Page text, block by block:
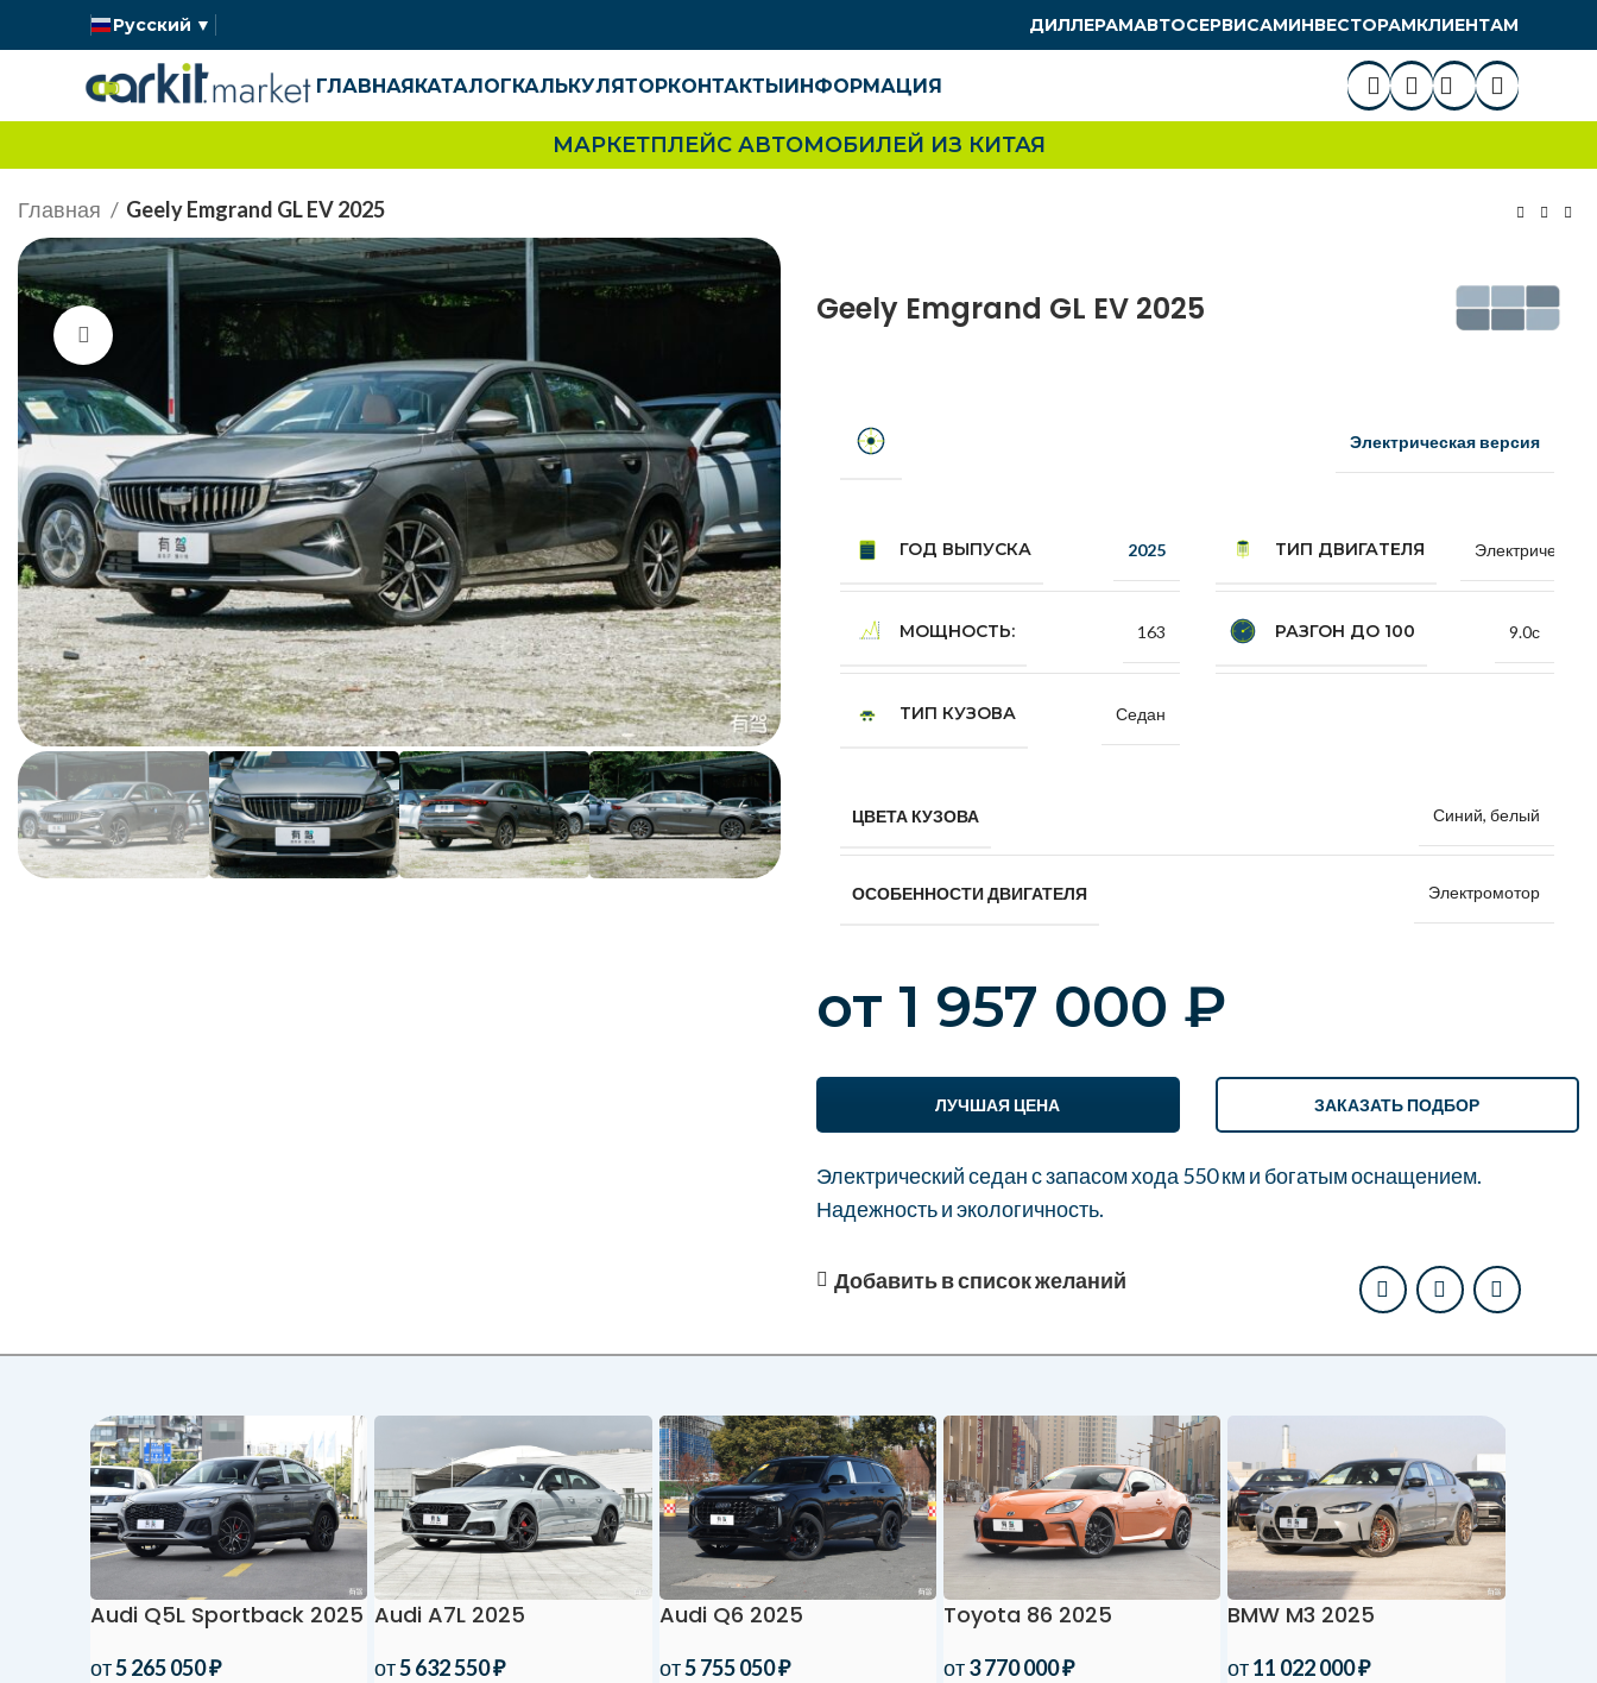
Русский ▼ ДИЛЛЕРАМАВТОСЕРВИСАМИНВЕСТОРАМКЛИЕНТАМ
ГЛАВНАЯКАТАЛОГКАЛЬКУЛЯТОРКОНТАКТЫИНФОРМАЦИЯ
МАРКЕТПЛЕЙС АВТОМОБИЛЕЙ ИЗ КИТАЯ
Главная Geely Emgrand GL EV 2025
Нажмите, чтобы увеличить
Geely Emgrand GL EV 2025
Электрическая версия
ГОД ВЫПУСКА 2025 ТИП ДВИГАТЕЛЯ Электрический
МОЩНОСТЬ: 163 РАЗГОН ДО 100 9.0с
ТИП КУЗОВА Седан
ЦВЕТА КУЗОВА Синий, белый
ОСОБЕННОСТИ ДВИГАТЕЛЯ Электромотор
от 1 957 000 ₽
ЛУЧШАЯ ЦЕНА ЗАКАЗАТЬ ПОДБОР
Электрический седан с запасом хода 550 км и богатым оснащением.
Надежность и экологичность.
Добавить в список желаний
Audi Q5L Sportback 2025
от5 265 050₽
Audi A7L 2025
от5 632 550₽
Audi Q6 2025
от5 755 050₽
Toyota 86 2025
от3 770 000₽
BMW M3 2025
от11 022 000₽